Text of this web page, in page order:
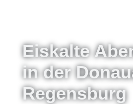
Eiskalte
in der
Regensburg